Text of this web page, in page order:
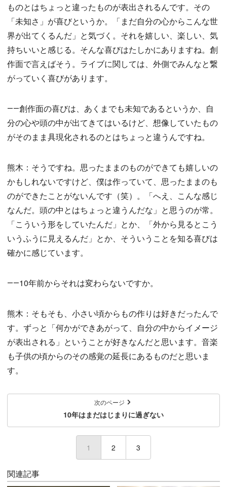
ものとはちょっと違ったものが表出されるんです。その
「未知さ」が喜びというか。「まだ自分の心からこんな世
界が出てくるんだ」と気づく。それを嬉しい、楽しい、気
持ちいいと感じる。そんな喜びはたしかにありますね。創
作面で言えばそう。ライブに関しては、外側でみんなと繋
がっていく喜びがあります。
――創作面の喜びは、あくまでも未知であるというか、自
分の心や頭の中が出てきてはいるけど、想像していたもの
がそのまま具現化されるのとはちょっと違うんですね。
熊木：そうですね。思ったままのものができても嬉しいの
かもしれないですけど、僕は作っていて、思ったままのも
のができたことがないんです（笑）。「へえ、こんな感じ
なんだ。頭の中とはちょっと違うんだな」と思うのが常。
「こういう形をしていたんだ」とか、「外から見るとこう
いうふうに見えるんだ」とか、そういうことを知る喜びは
確かに感じています。
――10年前からそれは変わらないですか。
熊木：そもそも、小さい頃からもの作りは好きだったんで
す。ずっと「何かができあがって、自分の中からイメージ
が表出される」ということが好きなんだと思います。音楽
も子供の頃からのその感覚の延長にあるものだと思いま
す。
次のページ
10年はまだはじまりに過ぎない
1 (current)
2 3
関連記事